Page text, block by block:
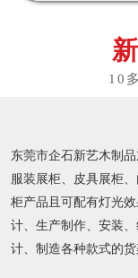
东莞市企石新艺木制
服装展柜、皮具展柜
柜产品且可配有灯光
计、生产制作、安装
计、制造各种款式的